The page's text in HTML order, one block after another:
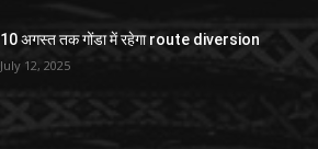
10 अगस्त तक गोंडा में रहेगा route diversion
July 12, 2025